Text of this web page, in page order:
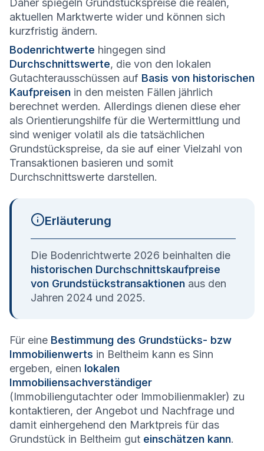
Daher spiegeln Grundstückspreise die realen,
aktuellen Marktwerte wider und können sich
kurzfristig ändern.
Bodenrichtwerte hingegen sind
Durchschnittswerte, die von den lokalen
Gutachterausschüssen auf Basis von historischen
Kaufpreisen in den meisten Fällen jährlich
berechnet werden. Allerdings dienen diese eher
als Orientierungshilfe für die Wertermittlung und
sind weniger volatil als die tatsächlichen
Grundstückspreise, da sie auf einer Vielzahl von
Transaktionen basieren und somit
Durchschnittswerte darstellen.
Erläuterung
Die Bodenrichtwerte 2026 beinhalten die
historischen Durchschnittskaufpreise
von Grundstückstransaktionen aus den
Jahren 2024 und 2025.
Für eine Bestimmung des Grundstücks- bzw
Immobilienwerts in Beltheim kann es Sinn
ergeben, einen lokalen
Immobiliensachverständiger
(Immobiliengutachter oder Immobilienmakler) zu
kontaktieren, der Angebot und Nachfrage und
damit einhergehend den Marktpreis für das
Grundstück in Beltheim gut einschätzen kann.